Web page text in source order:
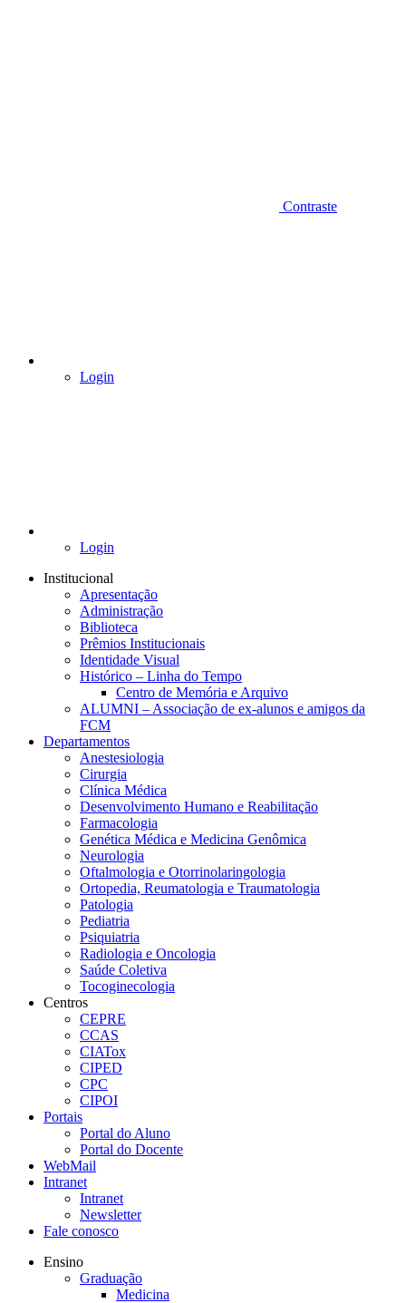
Contraste
Login
Login
Institucional
Apresentação
Administração
Biblioteca
Prêmios Institucionais
Identidade Visual
Histórico – Linha do Tempo
Centro de Memória e Arquivo
ALUMNI – Associação de ex-alunos e amigos da
FCM
Departamentos
Anestesiologia
Cirurgia
Clínica Médica
Desenvolvimento Humano e Reabilitação
Farmacologia
Genética Médica e Medicina Genômica
Neurologia
Oftalmologia e Otorrinolaringologia
Ortopedia, Reumatologia e Traumatologia
Patologia
Pediatria
Psiquiatria
Radiologia e Oncologia
Saúde Coletiva
Tocoginecologia
Centros
CEPRE
CCAS
CIATox
CIPED
CPC
CIPOI
Portais
Portal do Aluno
Portal do Docente
WebMail
Intranet
Intranet
Newsletter
Fale conosco
Ensino
Graduação
Medicina